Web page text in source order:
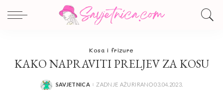
Kosa i frizure
KAKO NAPRAVITI PRELJEV ZA KOSU
POSTED
SAVJETNICA ZADNJE AŽURIRANO 03.04.2023.